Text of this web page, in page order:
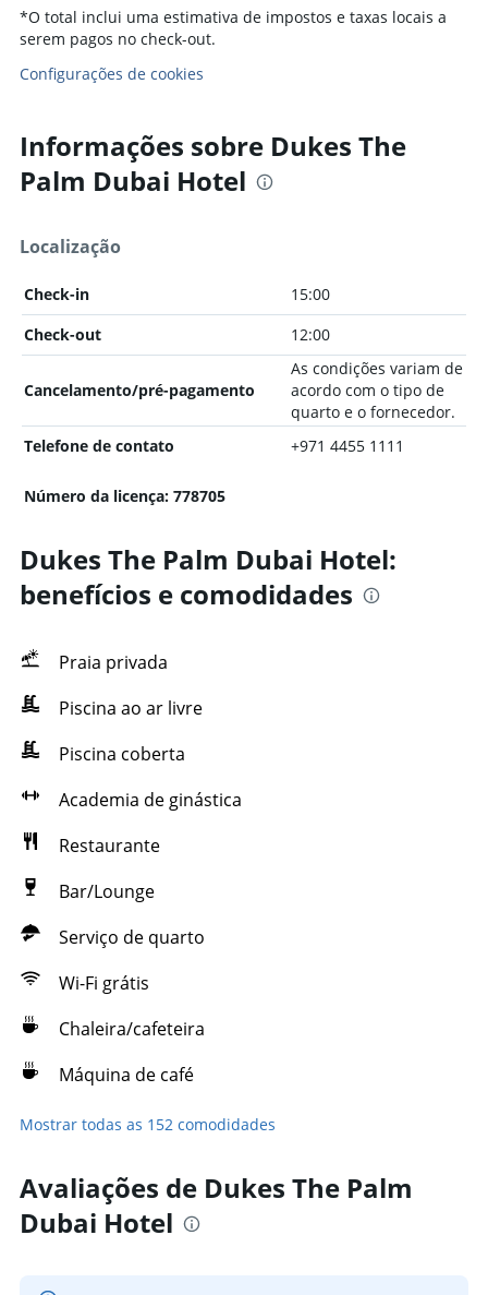
*O total inclui uma estimativa de impostos e taxas locais a
serem pagos no check-out.
Configurações de cookies
Informações sobre Dukes The
Palm Dubai Hotel
Localização
Check-in
15:00
Check-out
12:00
Cancelamento/pré-pagamento
As condições variam de
acordo com o tipo de
quarto e o fornecedor.
Telefone de contato
+971 4455 1111
Número da licença: 778705
Dukes The Palm Dubai Hotel:
benefícios e comodidades
Praia privada
Piscina ao ar livre
Piscina coberta
Academia de ginástica
Restaurante
Bar/Lounge
Serviço de quarto
Wi-Fi grátis
Chaleira/cafeteira
Máquina de café
Mostrar todas as 152 comodidades
Avaliações de Dukes The Palm
Dubai Hotel